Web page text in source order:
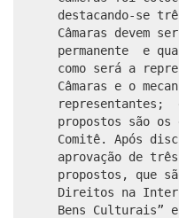
destacando-se
Câmaras devem
permanente e
como será a
Câmaras e o
representantes;
propostos são
Comitê. Após
aprovação de
propostos, que
Direitos na
Bens Culturais”